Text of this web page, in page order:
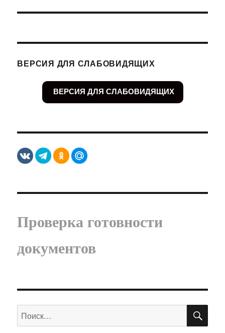
ВЕРСИЯ ДЛЯ СЛАБОВИДЯЩИХ
ВЕРСИЯ ДЛЯ СЛАБОВИДЯЩИХ
Проверка готовности
документов
Искать: